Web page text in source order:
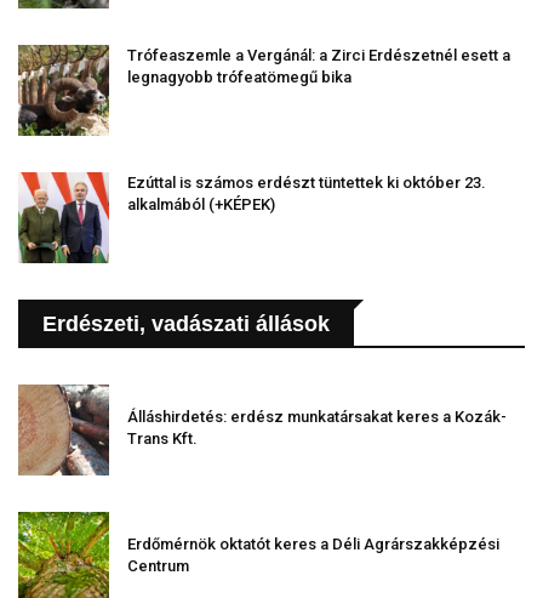
Trófeaszemle a Vergánál: a Zirci Erdészetnél esett a
legnagyobb trófeatömegű bika
Ezúttal is számos erdészt tüntettek ki október 23.
alkalmából (+KÉPEK)
Erdészeti, vadászati állások
Álláshirdetés: erdész munkatársakat keres a Kozák-
Trans Kft.
Erdőmérnök oktatót keres a Déli Agrárszakképzési
Centrum